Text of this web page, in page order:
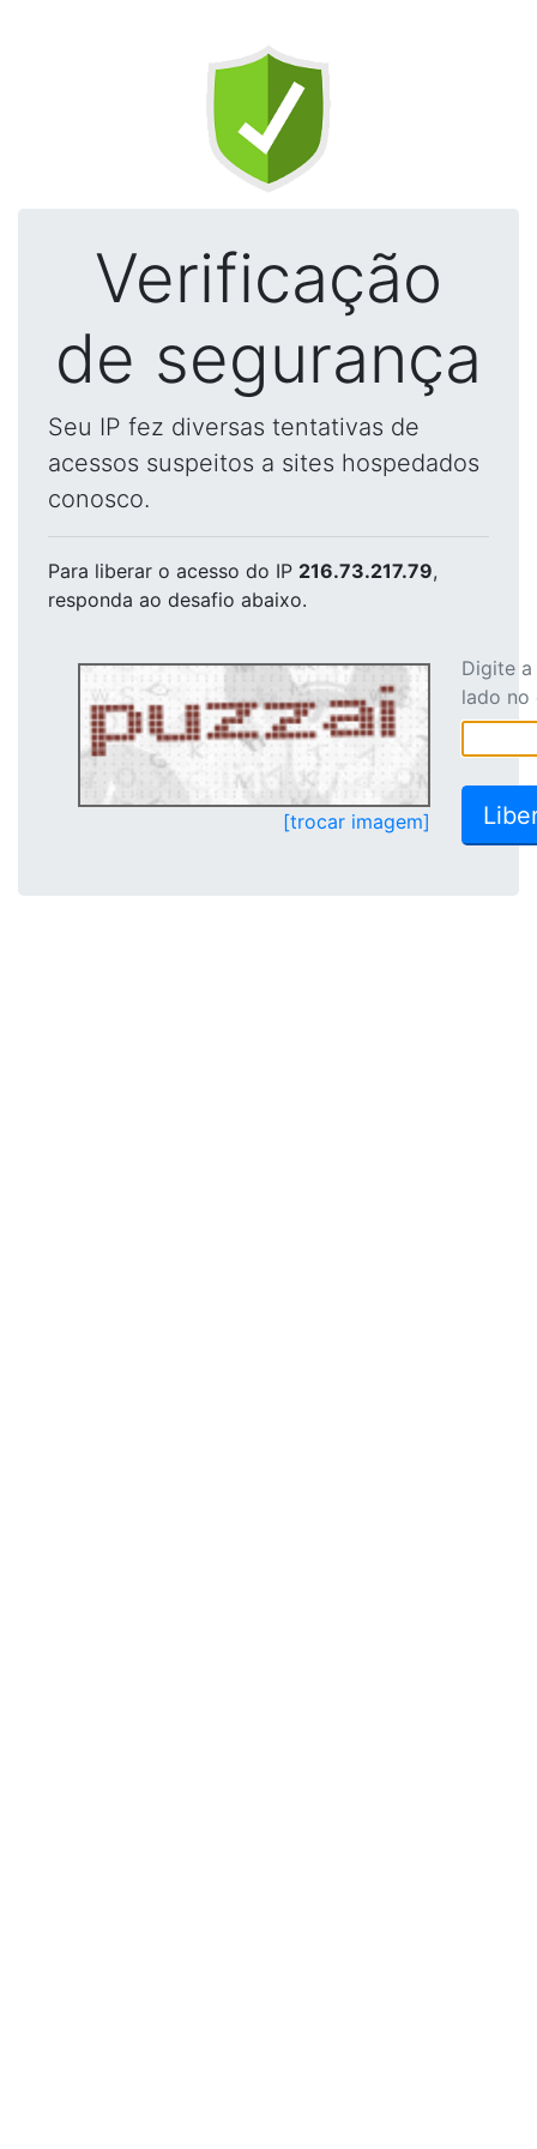
Verificação
de segurança
Seu IP fez diversas tentativas de
acessos suspeitos a sites hospedados
conosco.
Para liberar o acesso do IP 216.73.217.79,
responda ao desafio abaixo.
[trocar imagem]
Digite
lado no